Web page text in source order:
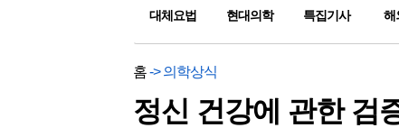
대체요법 현대의학 특집기사 해
홈-> 의학상식
정신 건강에 관한 검